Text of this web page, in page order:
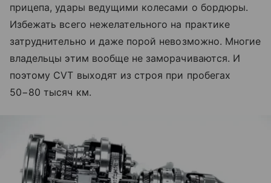
прицепа, удары ведущими колесами о бордюры.
Избежать всего нежелательного на практике
затруднительно и даже порой невозможно. Многие
владельцы этим вообще не заморачиваются. И
поэтому CVT выходят из строя при пробегах
50−80 тысяч км.